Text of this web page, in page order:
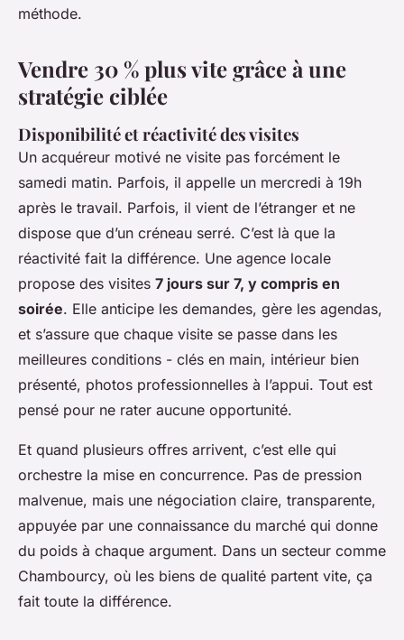
méthode.
Vendre 30 % plus vite grâce à une
stratégie ciblée
Disponibilité et réactivité des visites
Un acquéreur motivé ne visite pas forcément le
samedi matin. Parfois, il appelle un mercredi à 19h
après le travail. Parfois, il vient de l’étranger et ne
dispose que d’un créneau serré. C’est là que la
réactivité fait la différence. Une agence locale
propose des visites 7 jours sur 7, y compris en
soirée. Elle anticipe les demandes, gère les agendas,
et s’assure que chaque visite se passe dans les
meilleures conditions - clés en main, intérieur bien
présenté, photos professionnelles à l’appui. Tout est
pensé pour ne rater aucune opportunité.
Et quand plusieurs offres arrivent, c’est elle qui
orchestre la mise en concurrence. Pas de pression
malvenue, mais une négociation claire, transparente,
appuyée par une connaissance du marché qui donne
du poids à chaque argument. Dans un secteur comme
Chambourcy, où les biens de qualité partent vite, ça
fait toute la différence.